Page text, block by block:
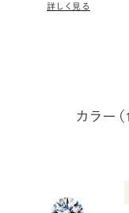
詳しく見る
カラー